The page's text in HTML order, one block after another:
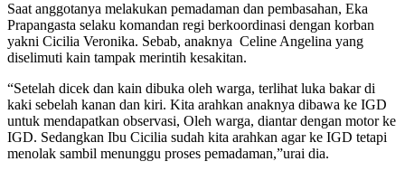
Saat anggotanya melakukan pemadaman dan pembasahan, Eka
Prapangasta selaku komandan regi berkoordinasi dengan korban
yakni Cicilia Veronika. Sebab, anaknya Celine Angelina yang
diselimuti kain tampak merintih kesakitan.
“Setelah dicek dan kain dibuka oleh warga, terlihat luka bakar di
kaki sebelah kanan dan kiri. Kita arahkan anaknya dibawa ke IGD
untuk mendapatkan observasi, Oleh warga, diantar dengan motor ke
IGD. Sedangkan Ibu Cicilia sudah kita arahkan agar ke IGD tetapi
menolak sambil menunggu proses pemadaman,”urai dia.